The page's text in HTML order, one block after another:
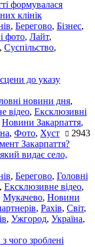
формувалася
клінік
, Берегово, Бізнес,
фото, Лайт,
, Суспільство,
до указу
новини дня,
відео, Ексклюзивні
Новини Закарпаття,
, Фото, Хуст 2943
видає село,
, Берегово, Головні
, Ексклюзивне відео,
Мукачево, Новини
, Рахів, Світ,
, Ужгород, Україна,